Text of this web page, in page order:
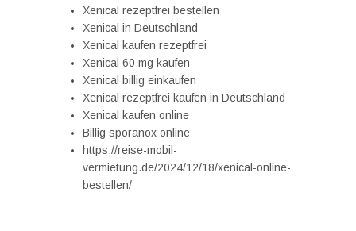
Xenical rezeptfrei bestellen
Xenical in Deutschland
Xenical kaufen rezeptfrei
Xenical 60 mg kaufen
Xenical billig einkaufen
Xenical rezeptfrei kaufen in Deutschland
Xenical kaufen online
Billig sporanox online
https://reise-mobil-
vermietung.de/2024/12/18/xenical-online-
bestellen/